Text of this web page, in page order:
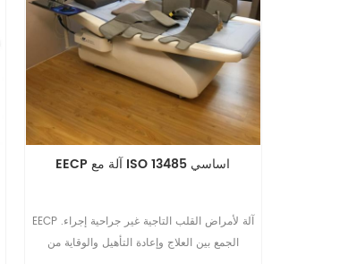
EECP آلة مع ISO 13485 اساسي
EECP آلة لأمراض القلب التاجية غير جراحية إجراء.
الجمع بين العلاج وإعادة التأهيل والوقاية من